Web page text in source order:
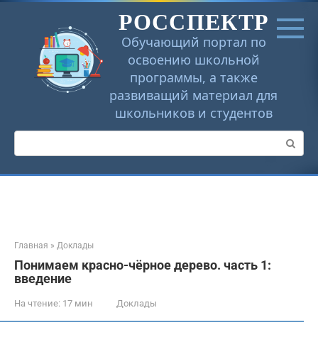
Перейти
РОССПЕКТР
Обучающий портал по
освоению школьной
программы, а также
развиващий материал для
школьников и студентов
Поиск:
Главная » Доклады
Понимаем красно-чёрное дерево. часть 1:
введение
На чтение: 17 мин Доклады